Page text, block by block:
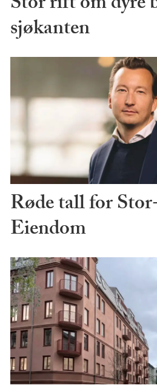
sjøkanten
Røde tall for
Eiendom